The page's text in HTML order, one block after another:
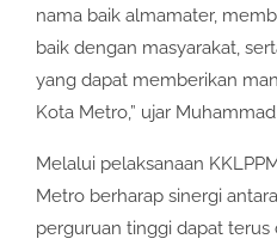
nama baik almamater,
baik dengan masyarakat,
yang dapat memberikan
Kota Metro,” ujar
Melalui pelaksanaan
Metro berharap sinergi
perguruan tinggi dapat terus